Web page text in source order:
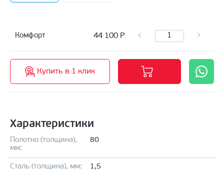
Комфорт 44 100 Р
Купить в 1 клик
Характеристики
Полотно (толщина),
мм:
80
Сталь (толщина), мм: 1,5